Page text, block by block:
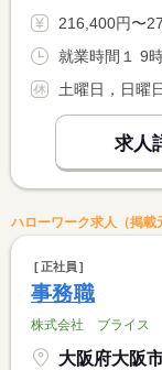
216,400円〜278,200円 ※フル
就業時間１ 9
土曜日，日曜
求人
ハローワーク求人（掲載
正社員
事務職
株式会社 ブライス
大阪府大阪